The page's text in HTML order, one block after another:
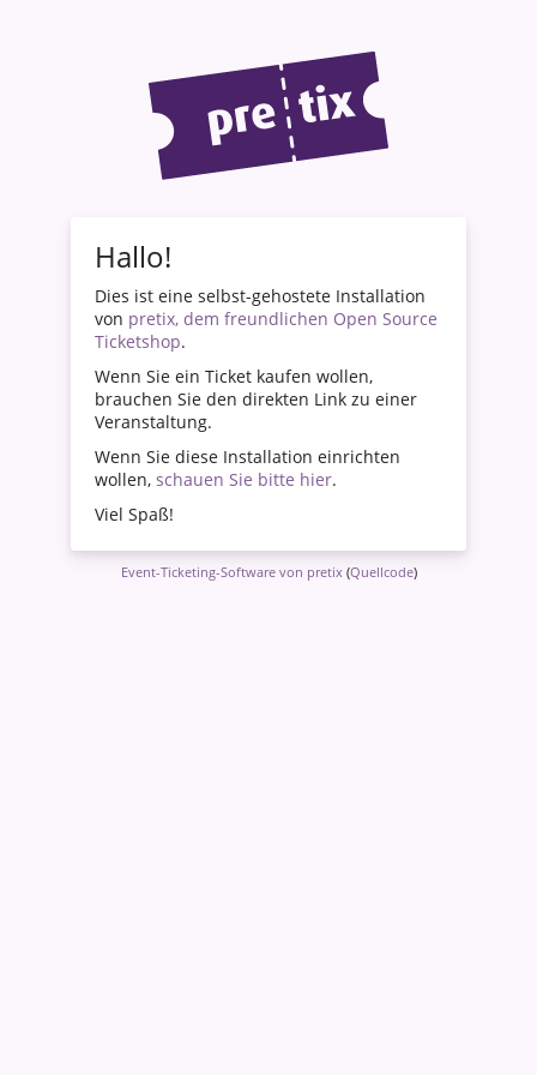
Hallo!
Dies ist eine selbst-gehostete Installation
von pretix, dem freundlichen Open Source
Ticketshop.
Wenn Sie ein Ticket kaufen wollen,
brauchen Sie den direkten Link zu einer
Veranstaltung.
Wenn Sie diese Installation einrichten
wollen, schauen Sie bitte hier.
Viel Spaß!
Event-Ticketing-Software von pretix(Quellcode)